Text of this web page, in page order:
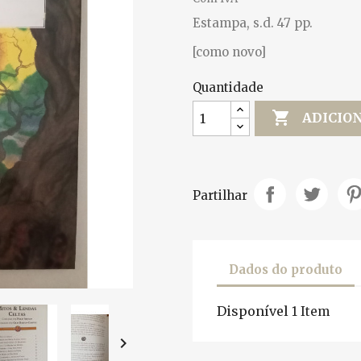

Estampa, s.d. 47 pp.
[como novo]
Quantidade

Partilhar
Dados do produto
Disponível 1 Item